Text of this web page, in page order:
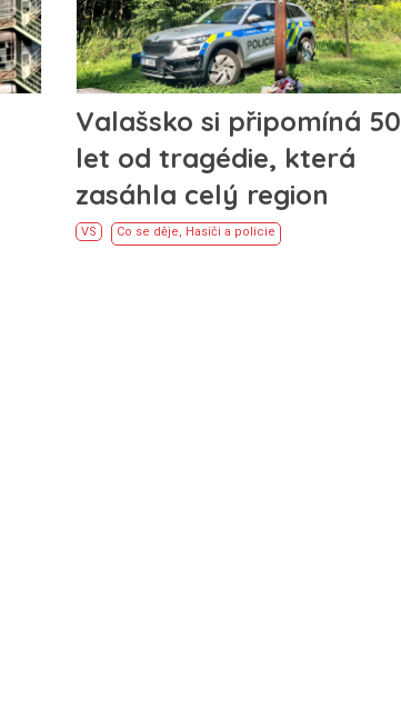
Valašsko si připomíná 50
let od tragédie, která
zasáhla celý region
VS Co se děje, Hasiči a policie